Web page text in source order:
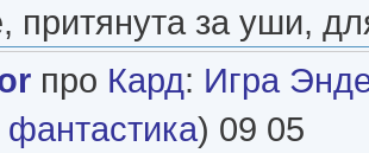
притянута за уши,
про Кард: Игра
) 09 05